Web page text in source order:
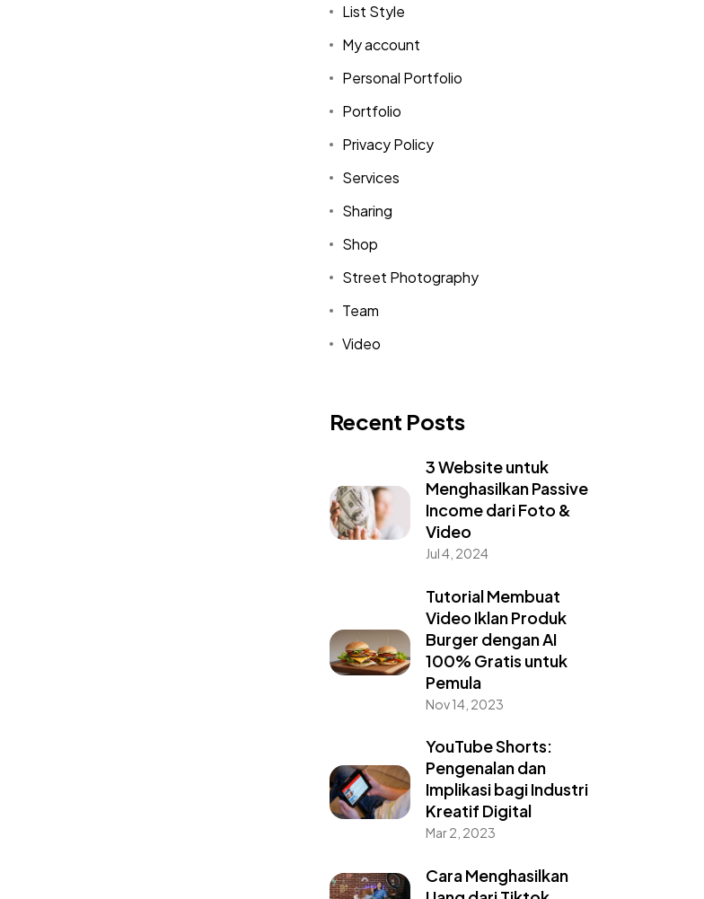
List Style
My account
Personal Portfolio
Portfolio
Privacy Policy
Services
Sharing
Shop
Street Photography
Team
Video
Recent Posts
3 Website untuk
Menghasilkan Passive
Income dari Foto &
Video
Jul 4, 2024
Tutorial Membuat
Video Iklan Produk
Burger dengan AI
100% Gratis untuk
Pemula
Nov 14, 2023
YouTube Shorts:
Pengenalan dan
Implikasi bagi Industri
Kreatif Digital
Mar 2, 2023
Cara Menghasilkan